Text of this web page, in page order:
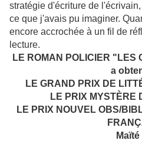
stratégie d'écriture de
ce que j'avais pu imaginer.
encore accrochée à un fil de
lecture.
LE ROMAN POLICIER
a
LE GRAND PRIX DE
LE PRIX MYSTÈRE
LE PRIX NOUVEL OBS/
Maïté